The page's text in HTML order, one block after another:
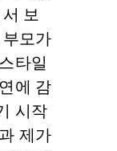
보
모가
타일
에 감
시작
제가